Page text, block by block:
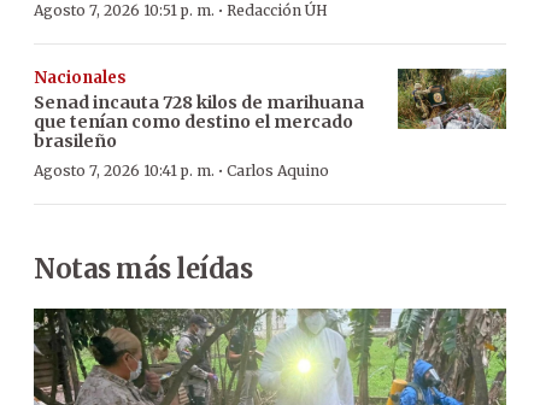
Agosto 7, 2026 10:51 p. m. · Redacción ÚH
Nacionales
Senad incauta 728 kilos de marihuana
que tenían como destino el mercado
brasileño
Agosto 7, 2026 10:41 p. m. · Carlos Aquino
Notas más leídas